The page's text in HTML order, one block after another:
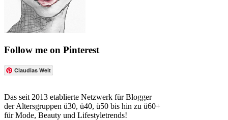
Follow me on Pinterest
Claudias Welt
Das seit 2013 etablierte Netzwerk für Blogger
der Altersgruppen ü30, ü40, ü50 bis hin zu ü60+
für Mode, Beauty und Lifestyletrends!